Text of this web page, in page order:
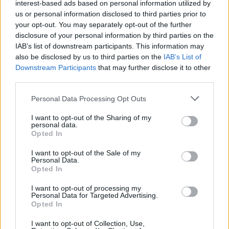
interest-based ads based on personal information utilized by
us or personal information disclosed to third parties prior to
your opt-out. You may separately opt-out of the further
disclosure of your personal information by third parties on the
IAB’s list of downstream participants. This information may
also be disclosed by us to third parties on the IAB’s List of
Downstream Participants that may further disclose it to other
Personal Data Processing Opt Outs
I want to opt-out of the Sharing of my
personal data.
Opted In
I want to opt-out of the Sale of my
Personal Data.
Opted In
I want to opt-out of processing my
Personal Data for Targeted Advertising.
Opted In
I want to opt-out of Collection, Use,
Χρηματιστήριο: Στις 2.627,95 μονάδες ο Γενικός
Δείκτης Τιμών, με άνοδο 0,15%
06/08/2026 - 15:46 ΟΙΚΟΝΟΜΙΑ
ΥΠΑΑΤ: Αποζημιώσεις 38,1 εκατ. ευρώ σε
κτηνοτρόφους για ευλογιά, πανώλη και αφθώδη
πυρετό
06/08/2026 - 15:33 ΟΙΚΟΝΟΜΙΑ
Στ. Παπασταύρου: Άμεσα αντιδιαβρωτικά έργα στη
Δυτική Αττική
Συνάλλαγμα: Το ευρώ υποχωρεί κατά 0,11%, στα
1,1541 δολάρια
06/08/2026 - 14:59 ΟΙΚΟΝΟΜΙΑ